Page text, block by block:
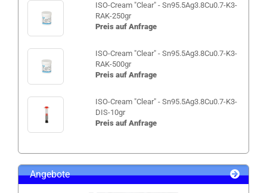
ISO-Cream "Clear" - Sn95.5Ag3.8Cu0.7-K3-
RAK-250gr
Preis auf Anfrage
ISO-Cream "Clear" - Sn95.5Ag3.8Cu0.7-K3-
RAK-500gr
Preis auf Anfrage
ISO-Cream "Clear" - Sn95.5Ag3.8Cu0.7-K3-
DIS-10gr
Preis auf Anfrage
Angebote